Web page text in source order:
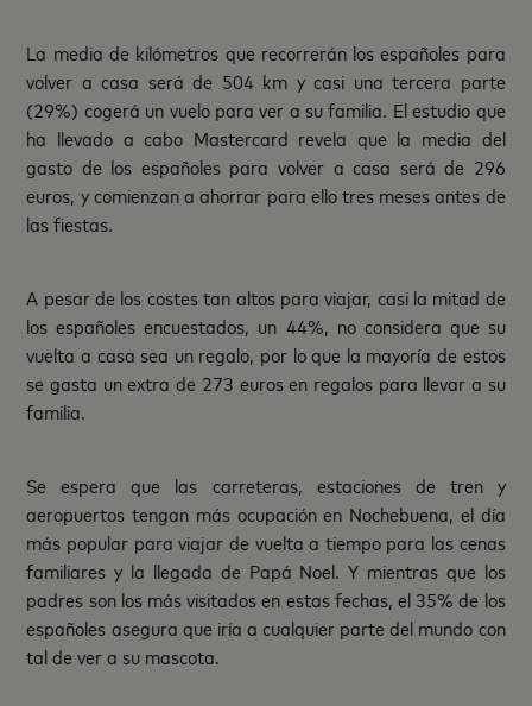
La media de kilómetros que recorrerán los españoles para
volver a casa será de 504 km y casi una tercera parte
(29%) cogerá un vuelo para ver a su familia. El estudio que
ha llevado a cabo Mastercard revela que la media del
gasto de los españoles para volver a casa será de 296
euros, y comienzan a ahorrar para ello tres meses antes de
las fiestas.
A pesar de los costes tan altos para viajar, casi la mitad de
los españoles encuestados, un 44%, no considera que su
vuelta a casa sea un regalo, por lo que la mayoría de estos
se gasta un extra de 273 euros en regalos para llevar a su
familia.
Se espera que las carreteras, estaciones de tren y
aeropuertos tengan más ocupación en Nochebuena, el día
más popular para viajar de vuelta a tiempo para las cenas
familiares y la llegada de Papá Noel. Y mientras que los
padres son los más visitados en estas fechas, el 35% de los
españoles asegura que iría a cualquier parte del mundo con
tal de ver a su mascota.